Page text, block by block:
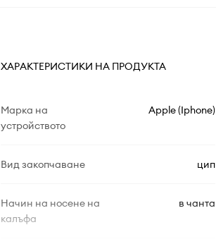
ХАРАКТЕРИСТИКИ НА ПРОДУКТА
Марка на
устройството
Apple (Iphone)
Вид закопчаване цип
Начин на носене на
калъфа
в чанта